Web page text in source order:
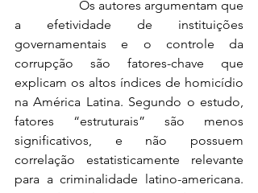
a efetividade de instituições
governamentais e o controle da
corrupção são fatores-chave que
explicam os altos índices de homicídio
na América Latina. Segundo o estudo,
fatores “estruturais” são menos
significativos, e não possuem
correlação estatisticamente relevante
para a criminalidade latino-americana.